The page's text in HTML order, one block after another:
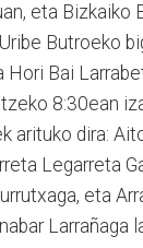
eta Bizkaiko
Butroeko
Hori Bai
8:30ean
arituko dira:
Legarreta
eta
Larrañaga